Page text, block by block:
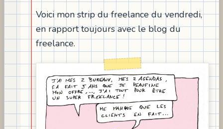
Voici mon strip du freelance du vendredi,
en rapport toujours avec le blog du
freelance.